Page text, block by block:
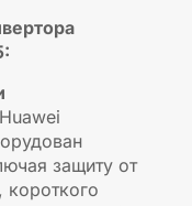
защиту от
короткого